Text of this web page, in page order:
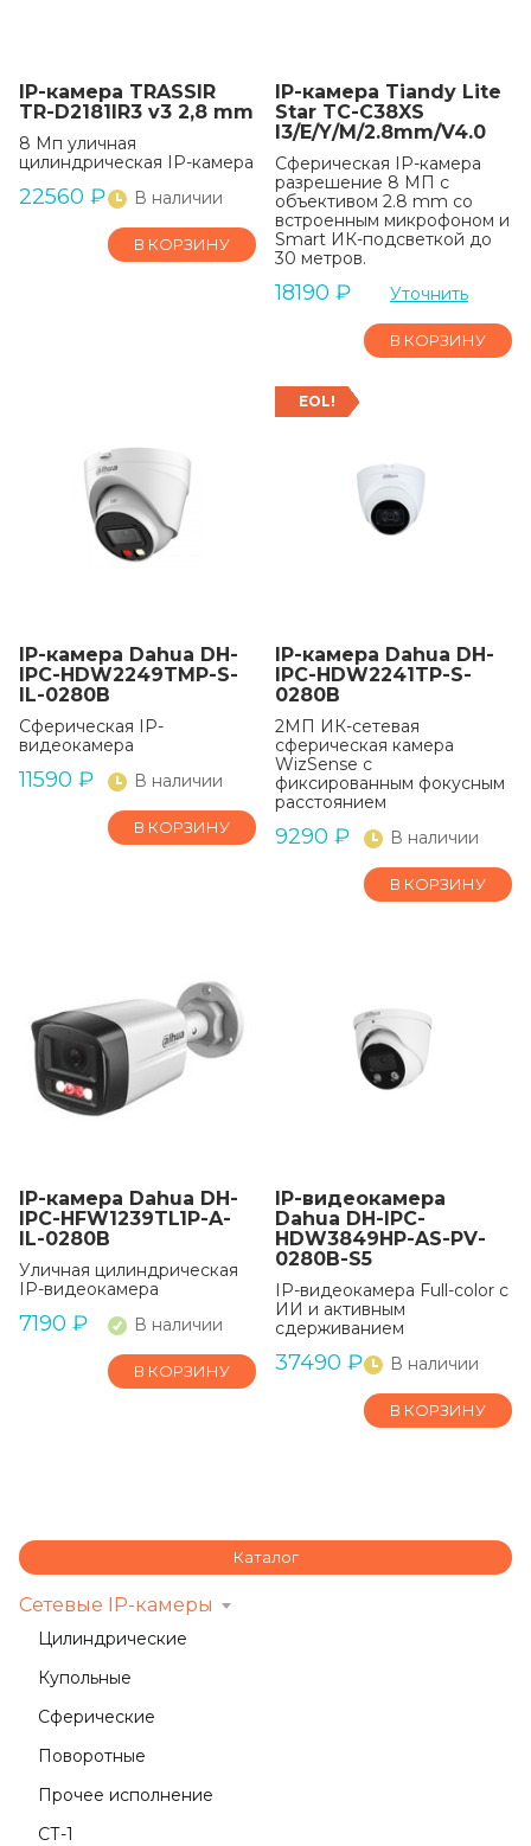
IP-камера TRASSIR
TR-D2181IR3 v3 2,8 mm
8 Мп уличная
цилиндрическая IP-камера
22560 ₽ В наличии
В КОРЗИНУ
IP-камера Tiandy Lite
Star TC-C38XS
I3/E/Y/M/2.8mm/V4.0
Сферическая IP-камера
разрешение 8 МП с
объективом 2.8 mm со
встроенным микрофоном и
Smart ИК-подсветкой до
30 метров.
18190 ₽ Уточнить
В КОРЗИНУ
IP-камера Dahua DH-
IPC-HDW2249TMP-S-
IL-0280B
Сферическая IP-
видеокамера
11590 ₽ В наличии
В КОРЗИНУ
EOL!
IP-камера Dahua DH-
IPC-HDW2241TP-S-
0280B
2МП ИК-сетевая
сферическая камера
WizSense с
фиксированным фокусным
расстоянием
9290 ₽ В наличии
В КОРЗИНУ
IP-камера Dahua DH-
IPC-HFW1239TL1P-A-
IL-0280B
Уличная цилиндрическая
IP-видеокамера
7190 ₽ В наличии
В КОРЗИНУ
IP-видеокамера
Dahua DH-IPC-
HDW3849HP-AS-PV-
0280B-S5
IP-видеокамера Full-color с
ИИ и активным
сдерживанием
37490 ₽ В наличии
В КОРЗИНУ
Каталог
Сетевые IP-камеры
Цилиндрические
Купольные
Сферические
Поворотные
Прочее исполнение
СТ-1